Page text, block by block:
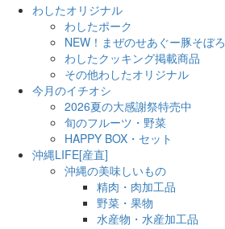
わしたオリジナル
わしたポーク
NEW！まぜのせあぐー豚そぼろ
わしたクッキング掲載商品
その他わしたオリジナル
今月のイチオシ
2026夏の大感謝祭特売中
旬のフルーツ・野菜
HAPPY BOX・セット
沖縄LIFE[産直]
沖縄の美味しいもの
精肉・肉加工品
野菜・果物
水産物・水産加工品